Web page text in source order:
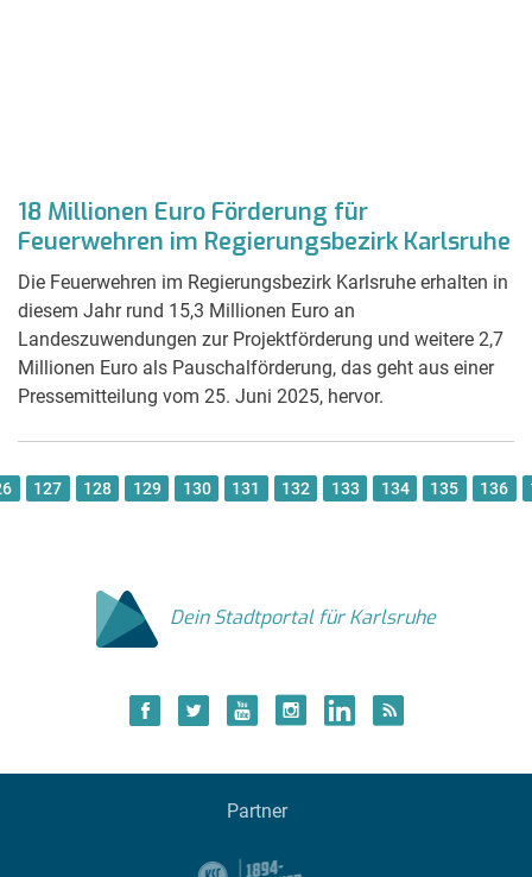
18 Millionen Euro Förderung für
Feuerwehren im Regierungsbezirk Karlsruhe
Die Feuerwehren im Regierungsbezirk Karlsruhe erhalten in
diesem Jahr rund 15,3 Millionen Euro an
Landeszuwendungen zur Projektförderung und weitere 2,7
Millionen Euro als Pauschalförderung, das geht aus einer
Pressemitteilung vom 25. Juni 2025, hervor.
127 128 129 130 131 132 133 134 135 136
Dein Stadtportal für Karlsruhe
Partner